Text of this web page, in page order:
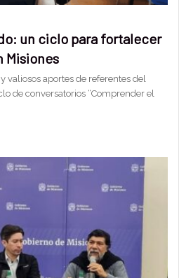
un ciclo para fortalecer
Misiones
valiosos aportes de referentes del
de conversatorios “Comprender el